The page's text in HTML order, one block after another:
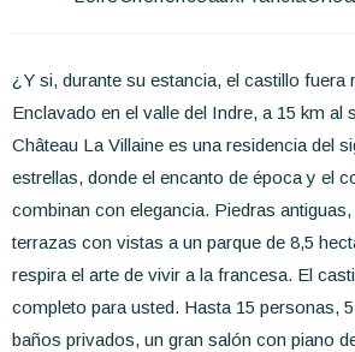
¿Y si, durante su estancia, el castillo fuera
Enclavado en el valle del Indre, a 15 km al
Château La Villaine es una residencia del
estrellas, donde el encanto de época y el
combinan con elegancia. Piedras
terrazas con vistas a un parque de 8,5
respira el arte de vivir a la francesa. El
completo para usted. Hasta 15 personas,
baños privados, un gran salón con piano